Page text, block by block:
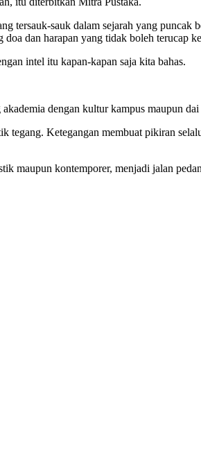
tersauk-sauk dalam sejarah yang puncak
dan harapan yang tidak boleh terucap
intel itu kapan-kapan saja kita bahas.
dengan kultur kampus maupun
tegang. Ketegangan membuat pikiran
maupun kontemporer, menjadi jalan